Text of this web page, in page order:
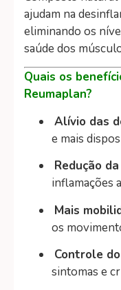
ajudam na
eliminando os
saúde dos
Quais os
Reumaplan?
Alívio das
e mais
Redução
inflamações
Mais
os
Controle
sintomas e